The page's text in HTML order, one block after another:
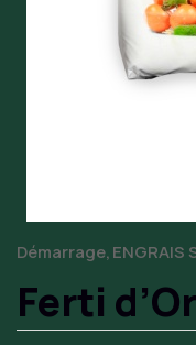
DémarrageENGRAIS
Ferti